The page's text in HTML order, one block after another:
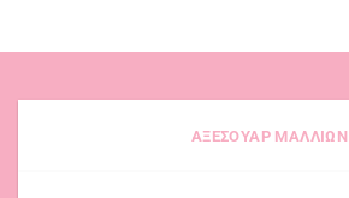
ΑΞΕΣΟΥΑΡ ΜΑΛΛΙΩΝ